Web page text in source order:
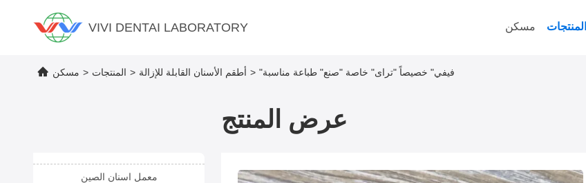
VIVI DENTAI LABORATORY مسكن المنتجات
مسكن > المنتجات > أطقم الأسنان القابلة للإزالة > "فيفي" خصيصاً "تراى" خاصة "صنع" طباعة مناسبة
عرض المنتج
معمل اسنان الصين